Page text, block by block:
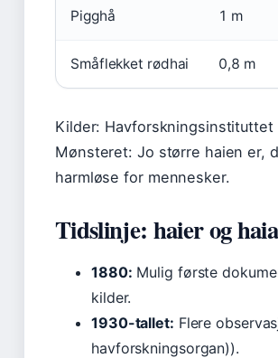
Pigghå 1 m
Småflekket rødhai 0,8 m
Kilder:
Mønsteret: Jo større haien er,
harmløse for mennesker.
Tidslinje: haier og
1880: Mulig første
kilder.
1930-tallet: Flere
havforskningsorgan)).